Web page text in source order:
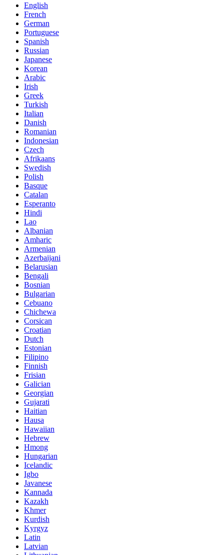
English
French
German
Portuguese
Spanish
Russian
Japanese
Korean
Arabic
Irish
Greek
Turkish
Italian
Danish
Romanian
Indonesian
Czech
Afrikaans
Swedish
Polish
Basque
Catalan
Esperanto
Hindi
Lao
Albanian
Amharic
Armenian
Azerbaijani
Belarusian
Bengali
Bosnian
Bulgarian
Cebuano
Chichewa
Corsican
Croatian
Dutch
Estonian
Filipino
Finnish
Frisian
Galician
Georgian
Gujarati
Haitian
Hausa
Hawaiian
Hebrew
Hmong
Hungarian
Icelandic
Igbo
Javanese
Kannada
Kazakh
Khmer
Kurdish
Kyrgyz
Latin
Latvian